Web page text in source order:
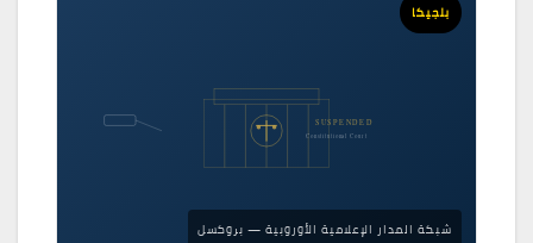
بلجيكا
شبكة المدار الإعلامية الأوروبية — بروكسل
SUSPENDED
Constitutional Court